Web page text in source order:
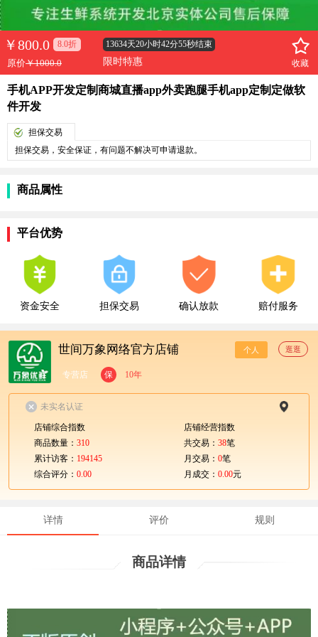
￥800.0 8.0折
原价￥1000.0
13634天20小时42分55秒结束
限时特惠 收藏
手机APP开发定制商城直播app外卖跑腿手机app定制定做软
件开发
担保交易
担保交易，安全保证，有问题不解决可申请退款。
商品属性
平台优势
资金安全 担保交易 确认放款 赔付服务
世间万象网络官方店铺 个人 逛逛
专营店 保 10年
未实名认证
店铺综合指数
商品数量： 310
累计访客： 194145
综合评分： 0.00
店铺经营指数
共交易： 38笔
月交易： 0笔
月成交： 0.00元
详情 评价 规则
商品详情